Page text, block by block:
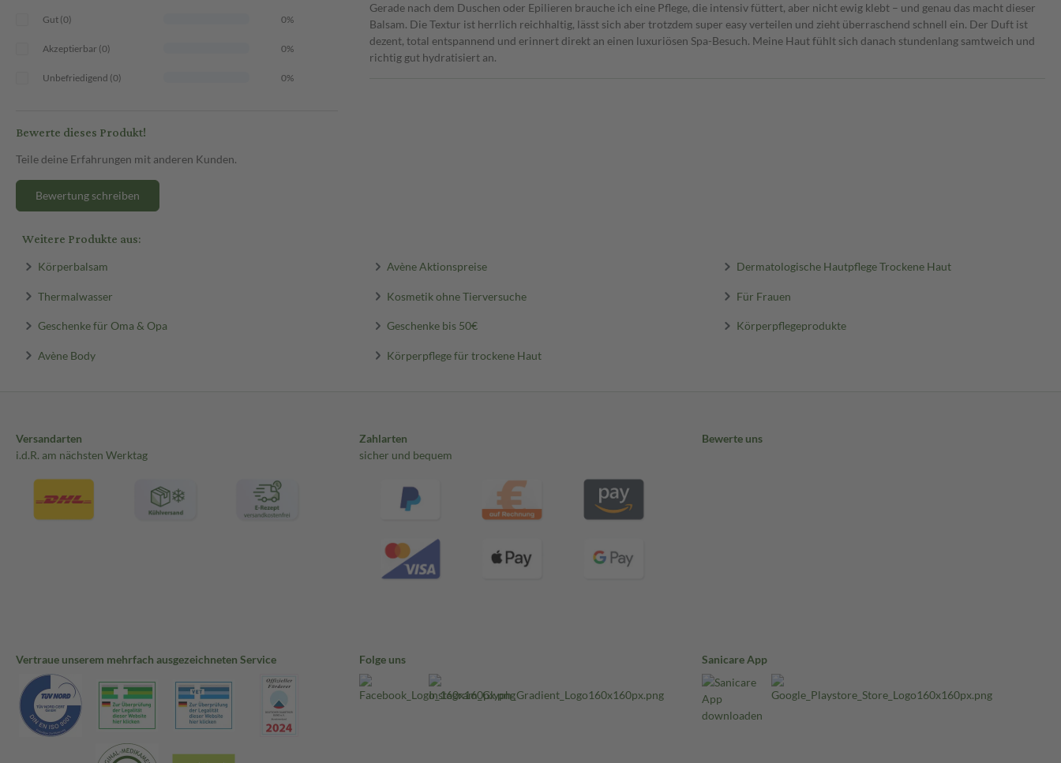
Gut (0) 0%
Akzeptierbar (0) 0%
Unbefriedigend (0) 0%
Bewerte dieses Produkt!
Teile deine Erfahrungen mit anderen Kunden.
Bewertung schreiben
Gerade nach dem Duschen oder Epilieren brauche ich eine Pflege, die intensiv füttert, aber nicht ewig klebt – und genau das macht dieser
Balsam. Die Textur ist herrlich reichhaltig, lässt sich aber trotzdem super easy verteilen und zieht überraschend schnell ein. Der Duft ist
dezent, total entspannend und erinnert direkt an einen luxuriösen Spa-Besuch. Meine Haut fühlt sich danach stundenlang samtweich und
richtig gut hydratisiert an.
Weitere Produkte aus:
Körperbalsam Avène Aktionspreise Dermatologische Hautpflege Trockene Haut
Thermalwasser Kosmetik ohne Tierversuche Für Frauen
Geschenke für Oma & Opa Geschenke bis 50€ Körperpflegeprodukte
Avène Body Körperpflege für trockene Haut
Versandarten
i.d.R. am nächsten Werktag
Zahlarten
sicher und bequem
Bewerte uns
Vertraue unserem mehrfach ausgezeichneten Service Folge uns Sanicare App